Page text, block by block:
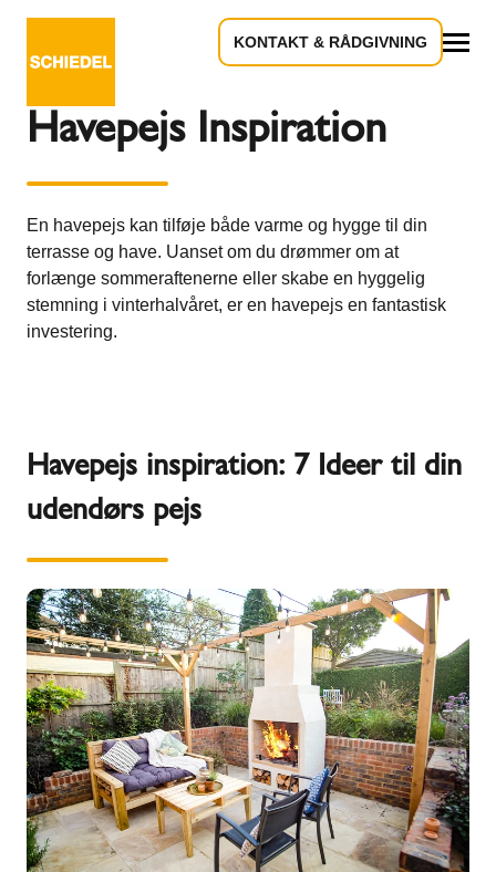
KONTAKT & RÅDGIVNING
Havepejs Inspiration
En havepejs kan tilføje både varme og hygge til din
terrasse og have. Uanset om du drømmer om at
forlænge sommeraftenerne eller skabe en hyggelig
stemning i vinterhalvåret, er en havepejs en fantastisk
investering.
Havepejs inspiration: 7 Ideer til din
udendørs pejs